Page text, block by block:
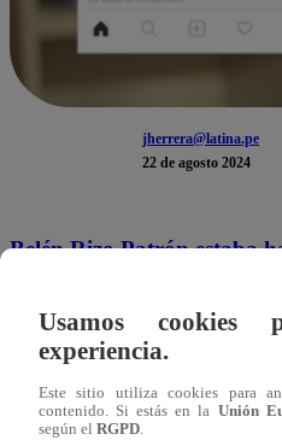
jherrera@latina.pe
22 de agosto 2024
Belén Rizo Patrón estaba
Benjamín. De pronto,
en la que Benjamín sale
“¿Qué? ¿Qué es esto?”,
Usamos
experiencia.
Este sitio utiliza cookies para
contenido. Si estás en la Unión
según el RGPD.